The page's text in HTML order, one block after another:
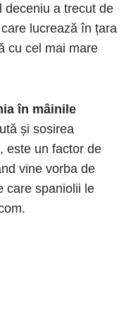
deceniu a trecut de
lucrează în țara
cu cel mai mare
în mâinile
și sosirea
este un factor de
vine vorba de
care spaniolii le